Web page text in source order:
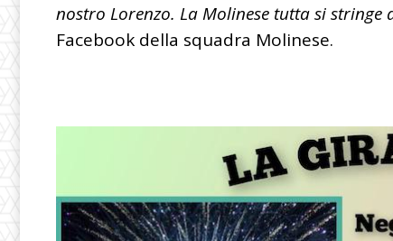
nostro Lorenzo. La Molinese tutta si
Facebook della squadra Molinese.